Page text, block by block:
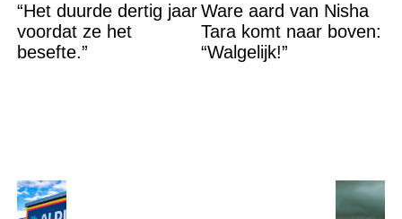
“Het duurde dertig jaar
voordat ze het
besefte.”
Ware aard van Nisha
Tara komt naar boven:
“Walgelijk!”